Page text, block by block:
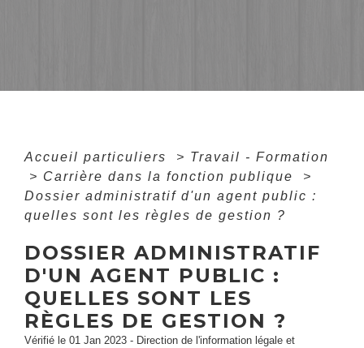
Accueil particuliers > Travail - Formation
> Carrière dans la fonction publique
>
Dossier administratif d'un agent public :
quelles sont les règles de gestion ?
DOSSIER ADMINISTRATIF
D'UN AGENT PUBLIC :
QUELLES SONT LES
RÈGLES DE GESTION ?
Vérifié le 01 Jan 2023 - Direction de l'information légale et